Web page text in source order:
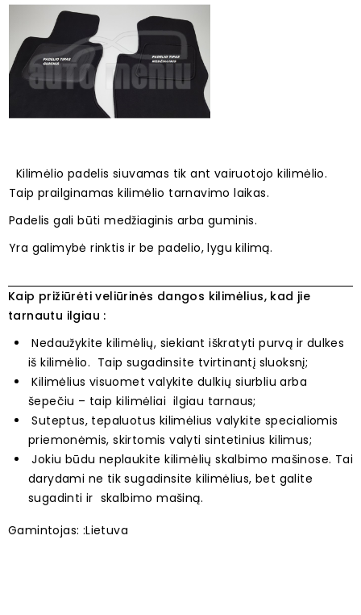
Kilimėlio padelis siuvamas tik ant vairuotojo kilimėlio.
Taip prailginamas kilimėlio tarnavimo laikas.
Padelis gali būti medžiaginis arba guminis.
Yra galimybė rinktis ir be padelio, lygu kilimą.
Kaip prižiūrėti veliūrinės dangos kilimėlius, kad jie
tarnautu ilgiau :
Nedaužykite kilimėlių, siekiant iškratyti purvą ir dulkes
iš kilimėlio. Taip sugadinsite tvirtinantį sluoksnį;
Kilimėlius visuomet valykite dulkių siurbliu arba
šepečiu – taip kilimėliai ilgiau tarnaus;
Suteptus, tepaluotus kilimėlius valykite specialiomis
priemonėmis, skirtomis valyti sintetinius kilimus;
Jokiu būdu neplaukite kilimėlių skalbimo mašinose. Tai
darydami ne tik sugadinsite kilimėlius, bet galite
sugadinti ir skalbimo mašiną.
Gamintojas: :Lietuva